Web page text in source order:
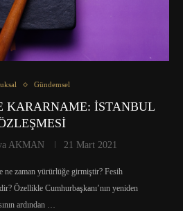
Gündemsel
KARARNAME: İSTANBUL
AKMAN 21 Mart 2021
ne zaman yürürlüğe girmiştir? Fesih
Özellikle Cumhurbaşkanı’nın yeniden
ardından …